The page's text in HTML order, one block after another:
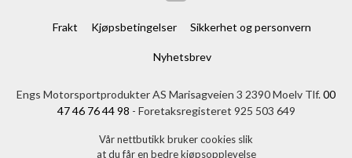
Frakt Kjøpsbetingelser Sikkerhet og personvern
Nyhetsbrev
Engs Motorsportprodukter AS Marisagveien 3 2390 Moelv Tlf.00
47 46 76 44 98 - Foretaksregisteret 925 503 649
Vår nettbutikk bruker cookies slik
at du får en bedre kjøpsopplevelse